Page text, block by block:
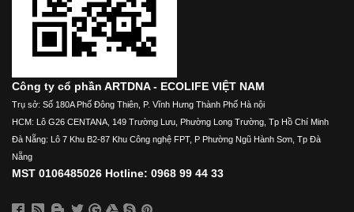
Công ty cổ phần ARTDNA - ECOLIFE VIỆT NAM
Trụ sở: Số 180A Phố Đông Thiên, P. Vĩnh Hưng Thành Phố Hà nội
HCM: Lô G26 CENTANA, 149 Trường Lưu, Phường Long Trường, Tp Hồ Chí Minh
Đà Nẵng: Lô 7 Khu B2-87 Khu Công nghệ FPT, P Phường Ngũ Hành Sơn, Tp Đà
Nẵng
MST 0106485026 Hotline: 0968 99 44 33